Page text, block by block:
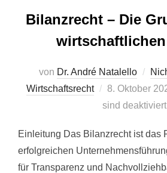
Bilanzrecht – Die
von Dr. André Natalello
Wirtschaftsrecht
8. Oktober
sind deaktiviert
Einleitung Das Bilanzrecht ist das
erfolgreichen
für Transparenz und